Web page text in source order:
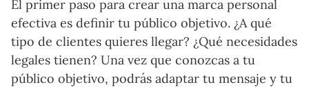
El primer paso para crear una marca personal
efectiva es definir tu público objetivo. ¿A qué
tipo de clientes quieres llegar? ¿Qué necesidades
legales tienen? Una vez que conozcas a tu
público objetivo, podrás adaptar tu mensaje y tu